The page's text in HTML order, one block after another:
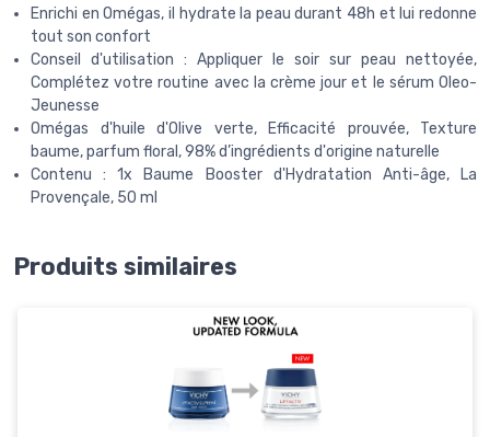
Enrichi en Omégas, il hydrate la peau durant 48h et lui redonne
tout son confort
Conseil d'utilisation : Appliquer le soir sur peau nettoyée,
Complétez votre routine avec la crème jour et le sérum Oleo-
Jeunesse
Omégas d'huile d'Olive verte, Efficacité prouvée, Texture
baume, parfum floral, 98% d’ingrédients d'origine naturelle
Contenu : 1x Baume Booster d'Hydratation Anti-âge, La
Provençale, 50 ml
Produits similaires